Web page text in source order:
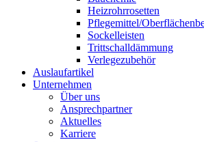
Heizrohrrosetten
Pflegemittel/
Sockelleisten
Trittschalldämmung
Verlegezubehör
Auslaufartikel
Unternehmen
Über uns
Ansprechpartner
Aktuelles
Karriere